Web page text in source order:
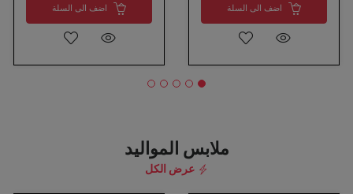
اضف الى السلة اضف الى السلة
ملابس المواليد
عرض الكل